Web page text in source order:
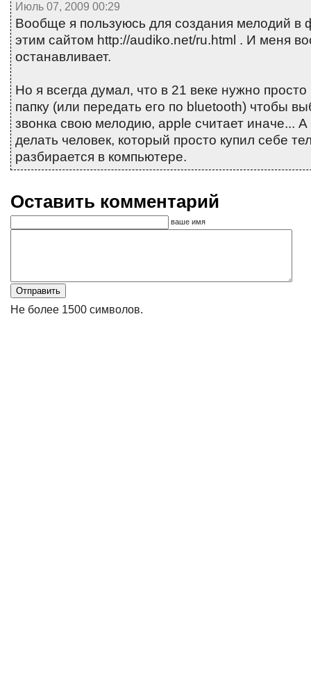
Июль 07, 2009 00:29
Вообще я пользуюсь для создания мелодий в
этим сайтом http://audiko.net/ru.html . И меня
останавливает.
Но я всегда думал, что в 21 веке нужно
папку (или передать его по bluetooth) чтобы
звонка свою мелодию, apple считает иначе... А
делать человек, который просто купил себе
разбирается в компьютере.
Оставить комментарий
ваше имя
Не более 1500 символов.